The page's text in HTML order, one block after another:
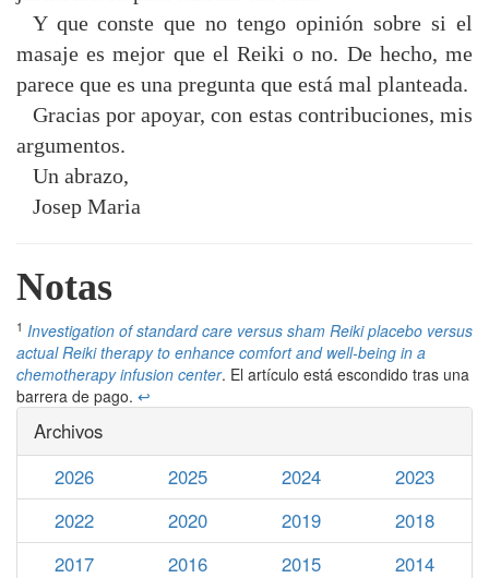
Y que conste que no tengo opinión sobre si el
masaje es mejor que el Reiki o no. De hecho, me
parece que es una pregunta que está mal planteada.
Gracias por apoyar, con estas contribuciones, mis
argumentos.
Un abrazo,
Josep Maria
Notas
1 Investigation of standard care versus sham Reiki placebo versus
actual Reiki therapy to enhance comfort and well-being in a
chemotherapy infusion center. El artículo está escondido tras una
barrera de pago. ↩
Archivos
2026
2025 2024
2023
2022
2020 2019
2018
2017
2016 2015 2014